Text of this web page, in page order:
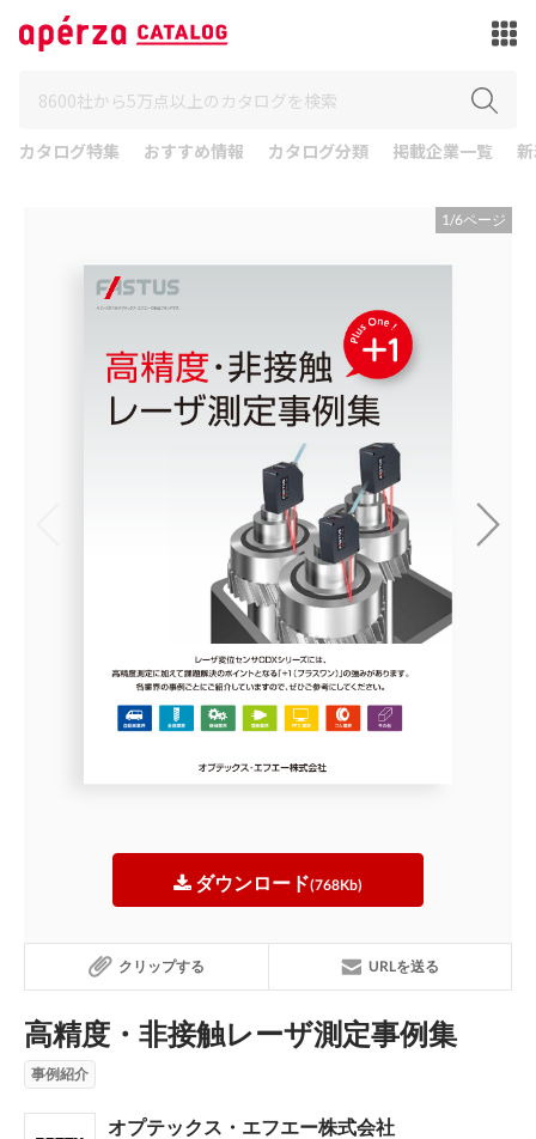
カタログ特集 おすすめ情報 カタログ分類 掲載企業一覧
1/6ページ
ダウンロード(768Kb)
クリップする URLを送る
高精度・非接触レーザ測定事例集
事例紹介
オプテックス・エフエー株式会社